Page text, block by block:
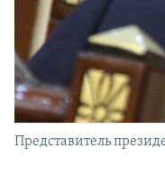
Представитель